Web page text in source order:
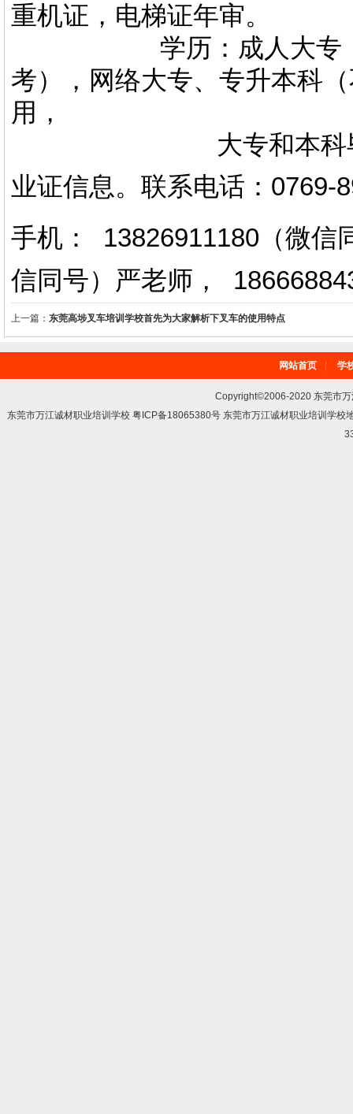
重机证，电梯证年审。
学历：成人大专，专
考），网络大专、专升本科
用，
大专和本科毕业证
业证信息。 联系电话 ： 0769-
手机： 13826911180（微信
信同号）严老师 ，
上一篇： 东莞高埗叉车培训学校首先为大家解析下叉车的使用特点
网站首页 学
Copyright©2006-2020 东莞市
东莞市万江诚材职业培训学校 粤ICP备18065380号 东莞市万江诚材职业培训学